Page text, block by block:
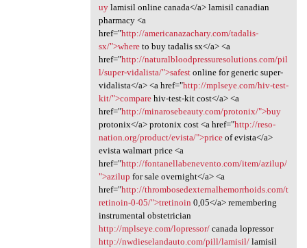
uylamisil online canada</a> lamisil canadian
pharmacy <a
href="http://americanazachary.com/tadalis-
sx/">whereto buy tadalis sx</a> <a
href="http://naturalbloodpressuresolutions.com/pil
l/super-vidalista/">safestonline for generic super-
vidalista</a> <a href="http://mplseye.com/hiv-test-
kit/">comparehiv-test-kit cost</a> <a
href="http://minarosebeauty.com/protonix/">buy
protonix</a> protonix cost <a href="http://reso-
nation.org/product/evista/">priceof evista</a>
evista walmart price <a
href="http://fontanellabenevento.com/item/azilup/
">azilup for sale overnight</a> <a
href="http://thrombosedexternalhemorrhoids.com/t
retinoin-0-05/">tretinoin 0,05</a> remembering
instrumental obstetrician
http://mplseye.com/lopressor/canada lopressor
http://nwdieselandauto.com/pill/lamisil/lamisil